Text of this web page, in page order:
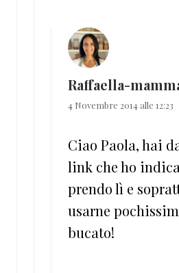
Raffaella-
4 Novembre 2014 alle 12:23
Ciao Paola, hai
link che ho
prendo lì e
usarne
bucato!